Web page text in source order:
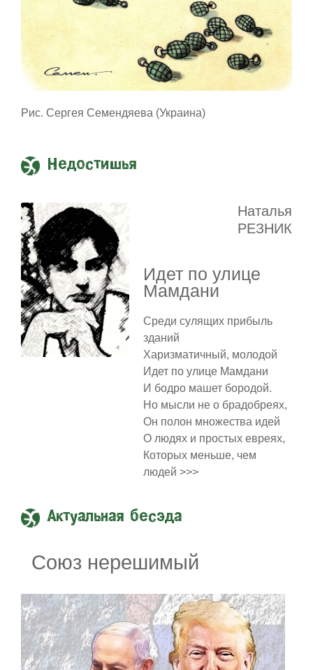
Рис. Сергея Семендяева (Украина)
Недостишья
Наталья
РЕЗНИК
Идет по улице
Мамдани
Среди сулящих прибыль
зданий
Харизматичный, молодой
Идет по улице Мамдани
И бодро машет бородой.
Но мысли не о брадобреях,
Он полон множества идей
О людях и простых евреях,
Которых меньше, чем
людей >>>
Актуальная бесэда
Союз нерешимый